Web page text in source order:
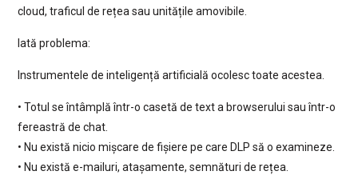
cloud, traficul de rețea sau unitățile amovibile.
Iată problema:
Instrumentele de inteligență artificială ocolesc toate acestea.
• Totul se întâmplă într-o casetă de text a browserului sau într-o
fereastră de chat.
• Nu există nicio mișcare de fișiere pe care DLP să o examineze.
• Nu există e-mailuri, atașamente, semnături de rețea.